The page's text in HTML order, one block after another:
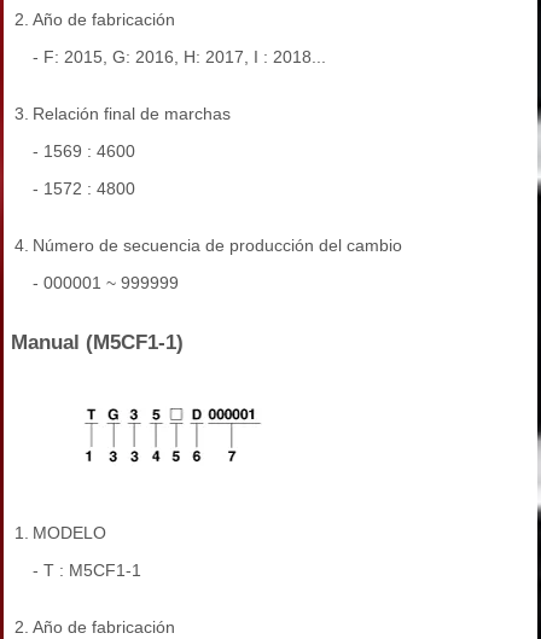
2. Año de fabricación
- F: 2015, G: 2016, H: 2017, I : 2018...
3. Relación final de marchas
- 1569 : 4600
- 1572 : 4800
4. Número de secuencia de producción del cambio
- 000001 ~ 999999
Manual (M5CF1-1)
1.
MODELO
- T : M5CF1-1
2. Año de fabricación